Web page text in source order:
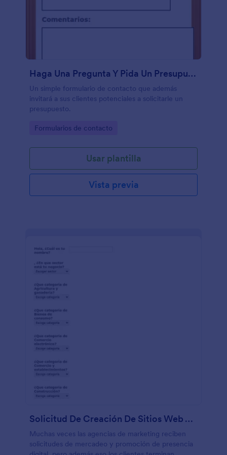
Haga Una Pregunta Y Pida Un Presupuesto
Un simple formulario de contacto que además
invitará a sus clientes potenciales a solicitarle un
presupuesto.
Go to Category:
Formularios de contacto
Usar plantilla
Vista previa
Solicitud De Creación De Sitios Web Y Presencia Digital
Muchas veces las agencias de marketing reciben
solicitudes de mercadeo y promoción de presencia